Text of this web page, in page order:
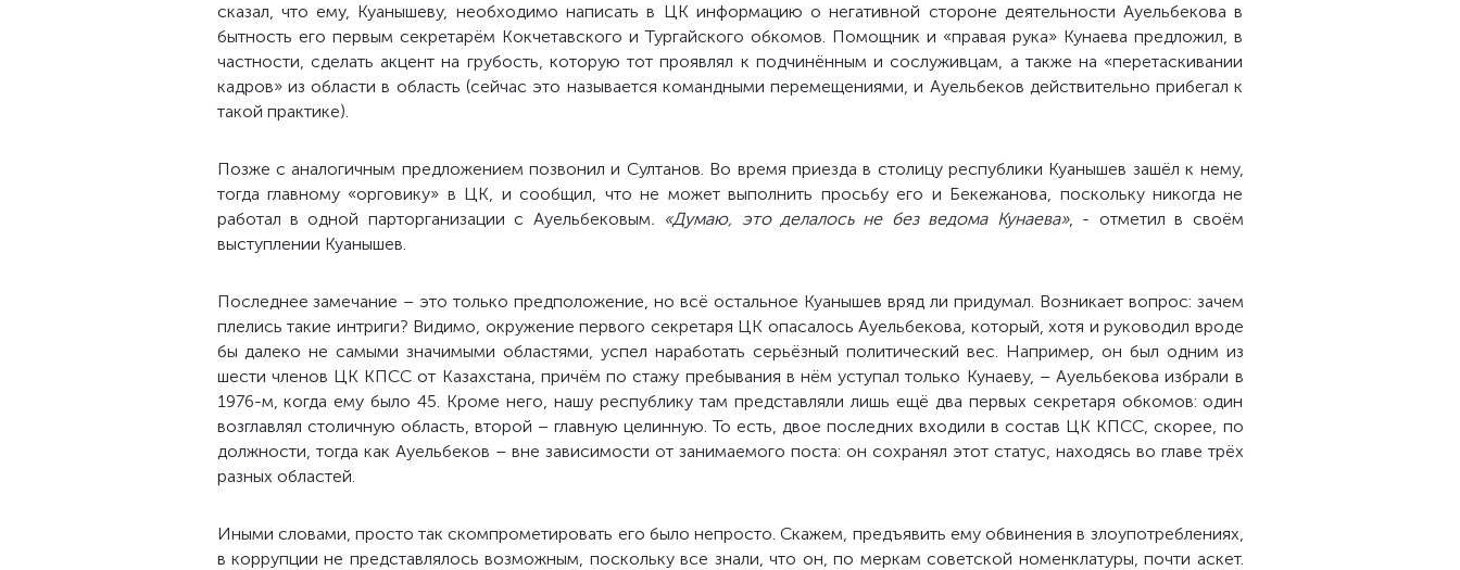
сказал, что ему, Куанышеву, необходимо написать в ЦК информацию о негативной стороне деятельности Ауельбекова в
бытность его первым секретарём Кокчетавского и Тургайского обкомов. Помощник и «правая рука» Кунаева предложил, в
частности, сделать акцент на грубость, которую тот проявлял к подчинённым и сослуживцам, а также на «перетаскивании
кадров» из области в область (сейчас это называется командными перемещениями, и Ауельбеков действительно прибегал к
такой практике).
Позже с аналогичным предложением позвонил и Султанов. Во время приезда в столицу республики Куанышев зашёл к нему,
тогда главному «орговику» в ЦК, и сообщил, что не может выполнить просьбу его и Бекежанова, поскольку никогда не
работал в одной парторганизации с Ауельбековым. «Думаю, это делалось не без ведома Кунаева», - отметил в своём
выступлении Куанышев.
Последнее замечание – это только предположение, но всё остальное Куанышев вряд ли придумал. Возникает вопрос: зачем
плелись такие интриги? Видимо, окружение первого секретаря ЦК опасалось Ауельбекова, который, хотя и руководил вроде
бы далеко не самыми значимыми областями, успел наработать серьёзный политический вес. Например, он был одним из
шести членов ЦК КПСС от Казахстана, причём по стажу пребывания в нём уступал только Кунаеву, – Ауельбекова избрали в
1976-м, когда ему было 45. Кроме него, нашу республику там представляли лишь ещё два первых секретаря обкомов: один
возглавлял столичную область, второй – главную целинную. То есть, двое последних входили в состав ЦК КПСС, скорее, по
должности, тогда как Ауельбеков – вне зависимости от занимаемого поста: он сохранял этот статус, находясь во главе трёх
разных областей.
Иными словами, просто так скомпрометировать его было непросто. Скажем, предъявить ему обвинения в злоупотреблениях,
в коррупции не представлялось возможным, поскольку все знали, что он, по меркам советской номенклатуры, почти аскет.